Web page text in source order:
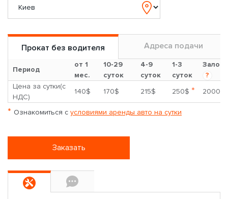
Прокат без водителя Адреса подачи
Период
от 1
мес.
10-29
суток
4-9
суток
1-3
суток
Залог
?
Цена за сутки(с
НДС)
140$ 170$ 215$ 250$ * 2000$
* Ознакомиться с условиями аренды авто на сутки
Заказать